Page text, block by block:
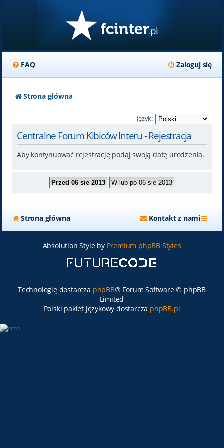
FAQ Zaloguj się
Strona główna
Język:
Centralne Forum Kibiców Interu - Rejestracja
Aby kontynuować rejestrację podaj swoją datę urodzenia.
Strona główna Kontakt z nami
Absolution Style by Premium phpBB Styles
Technologię dostarcza phpBB® Forum Software © phpBB
Limited
Polski pakiet językowy dostarcza phpBB.pl